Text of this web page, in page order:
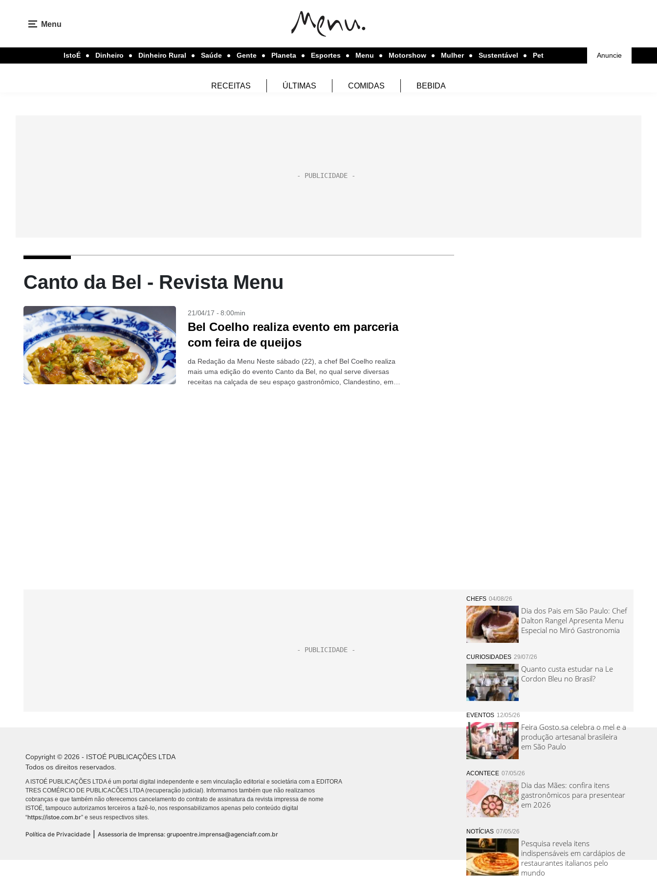
Menu
IstoÉ Dinheiro Dinheiro Rural Saúde Gente Planeta Esportes Menu Motorshow Mulher Sustentável Pet Anuncie
RECEITAS ÚLTIMAS COMIDAS BEBIDA
Canto da Bel - Revista Menu
21/04/17 - 8:00min
Bel Coelho realiza evento em parceria
com feira de queijos
da Redação da Menu Neste sábado (22), a chef Bel Coelho realiza
mais uma edição do evento Canto da Bel, no qual serve diversas
receitas na calçada de seu espaço gastronômico, Clandestino, em
CHEFS 04/08/26
Dia dos Pais em São Paulo: Chef
Dalton Rangel Apresenta Menu
Especial no Miró Gastronomia
CURIOSIDADES 29/07/26
Quanto custa estudar na Le
Cordon Bleu no Brasil?
EVENTOS 12/05/26
Feira Gosto.sa celebra o mel e a
produção artesanal brasileira
em São Paulo
ACONTECE 07/05/26
Dia das Mães: confira itens
gastronômicos para presentear
em 2026
NOTÍCIAS 07/05/26
Pesquisa revela itens
indispensáveis em cardápios de
restaurantes italianos pelo
mundo
Copyright © 2026 - ISTOÉ PUBLICAÇÕES LTDA
Todos os direitos reservados.
A ISTOÉ PUBLICAÇÕES LTDA é um portal digital independente e sem vinculação editorial e societária com a EDITORA
TRES COMÉRCIO DE PUBLICACÕES LTDA (recuperação judicial). Informamos também que não realizamos
cobranças e que também não oferecemos cancelamento do contrato de assinatura da revista impressa de nome
ISTOÉ, tampouco autorizamos terceiros a fazê-lo, nos responsabilizamos apenas pelo conteúdo digital
“https://istoe.com.br” e seus respectivos sites.
Política de Privacidade Assessoria de Imprensa: grupoentre.imprensa@agenciafr.com.br